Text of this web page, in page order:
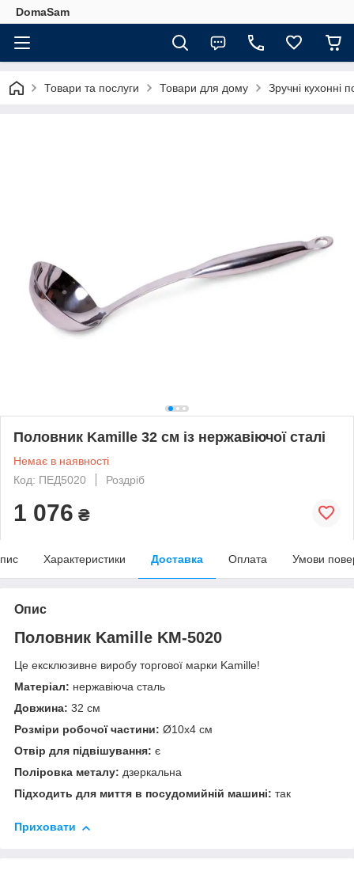
DomaSam
Товари та послуги Товари для дому Зручні кухонні
Половник Kamille 32 см із нержавіючої сталі
Немає в наявності
Код: ПЕД5020
Роздріб
1 076 ₴
Характеристики Доставка Оплата Умови
Опис
Половник Kamille KM-5020
Це ексклюзивне виробу торгової марки Kamille!
Матеріал: нержавіюча сталь
Довжина: 32 см
Розміри робочої частини: Ø10х4 см
Отвір для підвішування: є
Поліровка металу: дзеркальна
Підходить для миття в посудомийній машині: так
Приховати